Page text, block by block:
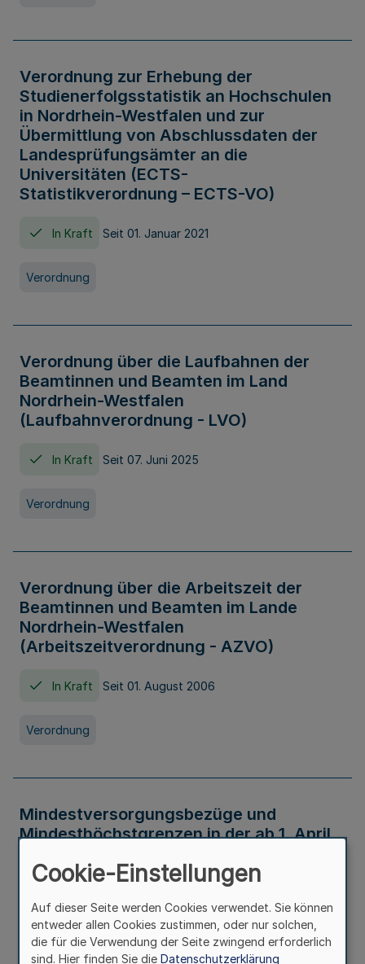
Verordnung zur Erhebung der
Studienerfolgsstatistik an Hochschulen
in Nordrhein-Westfalen und zur
Übermittlung von Abschlussdaten der
Landesprüfungsämter an die
Universitäten (ECTS-
Statistikverordnung – ECTS-VO)
In Kraft Seit 01. Januar 2021
Verordnung
Verordnung über die Laufbahnen der
Beamtinnen und Beamten im Land
Nordrhein-Westfalen
(Laufbahnverordnung - LVO)
In Kraft Seit 07. Juni 2025
Verordnung
Verordnung über die Arbeitszeit der
Beamtinnen und Beamten im Lande
Nordrhein-Westfalen
(Arbeitszeitverordnung - AZVO)
In Kraft Seit 01. August 2006
Verordnung
Mindestversorgungsbezüge und
Mindesthöchstgrenzen in der ab 1. April
Verwaltungsvorschrift
Cookie-Einstellungen
Auf dieser Seite werden Cookies verwendet. Sie können
entweder allen Cookies zustimmen, oder nur solchen,
die für die Verwendung der Seite zwingend erforderlich
sind. Hier finden Sie die Datenschutzerklärung